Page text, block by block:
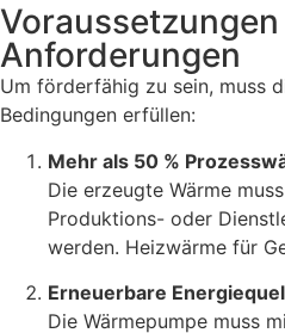
Anforderungen
Um förderfähig zu sein, muss
Bedingungen erfüllen:
Mehr als 50 %
Die erzeugte Wärme
Produktions- oder
werden. Heizwärme für
Erneuerbare
Die Wärmepumpe muss